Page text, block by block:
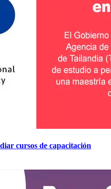
cursos de capacitación